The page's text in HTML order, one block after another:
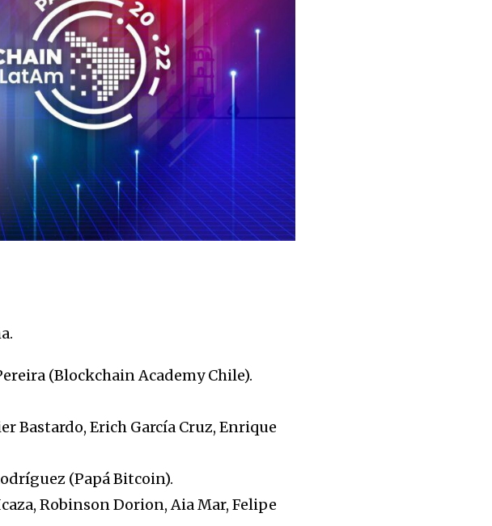
(Blockchain Academy Chile).
Bastardo, Erich García Cruz, Enrique
(Papá Bitcoin).
Robinson Dorion, Aia Mar, Felipe